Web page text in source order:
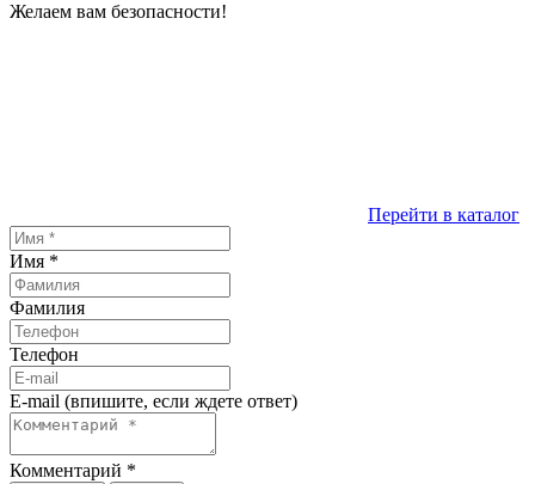
Желаем вам безопасности!
Перейти в каталог
Имя *
Фамилия
Телефон
E-mail (впишите, если ждете ответ)
Комментарий *